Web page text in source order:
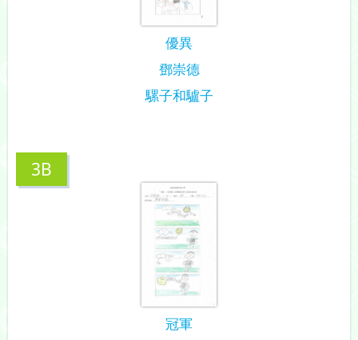
優異
鄧崇德
騾子和驢子
3B
冠軍